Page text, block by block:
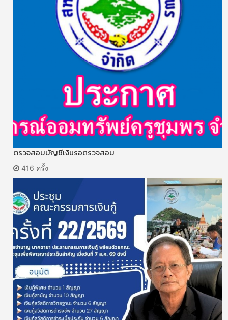
ตรวจสอบบัญชีเงินรอตรวจสอบ
416 ครั้ง